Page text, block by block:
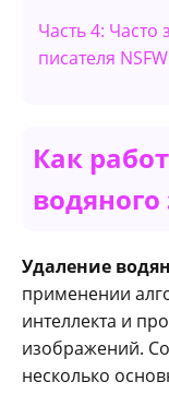
Часть 4:
писателя NSFW
Как
водяного
Удаление
применении
интеллекта и
изображений.
несколько